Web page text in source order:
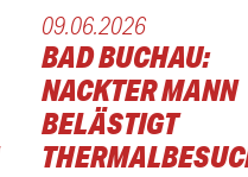
09.06.2026
BAD BUCHAU:
NACKTER MANN
BELÄSTIGT